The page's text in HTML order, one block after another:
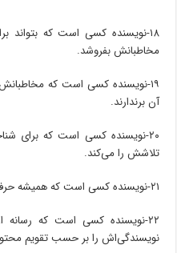
۱۸-نویسنده کسی است که بتواند
مخاطبانش بفروشد.
۱۹-نویسنده کسی است که
آن برندارند.
۲۰-نویسنده کسی است که برای
تلاشش را می‌کند.
۲۱-نویسنده کسی است که همیشه حرفی برای گفتن دارد.
۲۲-نویسنده کسی است که رسانه
نویسندگی‌اش را بر حسب تقویم